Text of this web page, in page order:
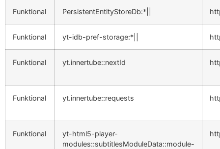
Funktional PersistentEntityStoreDb:*||
Funktional yt-idb-pref-storage:*||
Funktional yt.innertube::nextId
Funktional yt.innertube::requests
Funktional
yt-html5-player-
modules::subtitlesModuleData::module-